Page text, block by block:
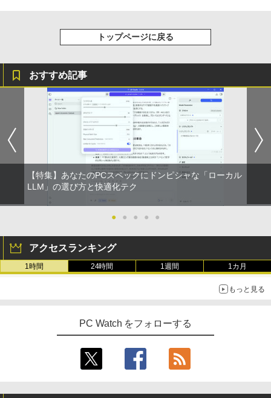
￥1,689
【 限定生産・特典つき 】YUZURU2027
羽生結弦カレンダー卓上版 [ 能登 直 ]
￥2,750
軽量 ブルートゥースHi-Fi 最大36時間再生 ぶ
るーとゅーす コードレス ENCノイズキャン
セリング 自動ペアリング Type-C充電 マイク
￥1,964
Xiaomi シャオミ REDMI Buds 8 Lite ワイヤ
レスイヤホン Bluetooth 5.4 ノイズキャンセ
リング ANC 36時間再生
￥3,480
￥250
￥250
強炭酸水 ペットボトル 500ミリリットル (Sm
art Basic)
コカ・コーラ やかんの麦茶 from 爽健美茶 ラ
ベルレス 650mlPET×24本
￥2,009
￥572
版ビッグガンガンコミックス)
￥810
トップページに戻る
おすすめ記事
【特集】あなたのPCスペックにドンピシャな「ローカル
LLM」の選び方と快適化テク
● ● ● ● ●
アクセスランキング
1時間 24時間 1週間 1カ月
もっと見る
PC Watch をフォローする